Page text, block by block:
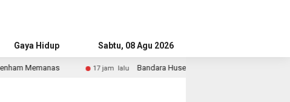
Gaya Hidup AdvertorialSabtu, 08 Agu 2026
17 jam lalu Bandara Husein Sastranegara Kembali Layani Pesawat Jet Mulai